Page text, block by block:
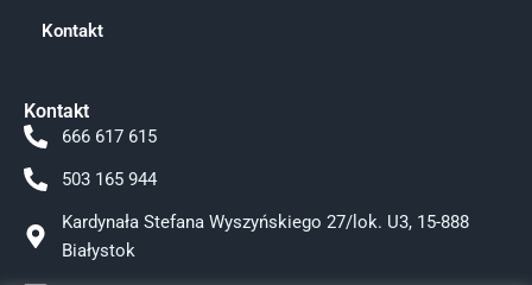
Kontakt
Kontakt
666 617 615
503 165 944
Kardynała Stefana Wyszyńskiego 27/lok. U3, 15-888
Białystok